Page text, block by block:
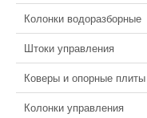
Колонки водоразборные
Штоки управления
Коверы и опорные плиты
Колонки управления